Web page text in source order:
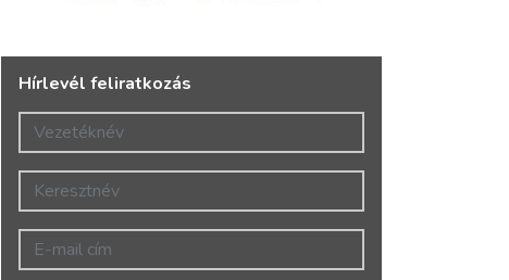
Hírlevél feliratkozás
Vezetéknév
Keresztnév
E-mail cím